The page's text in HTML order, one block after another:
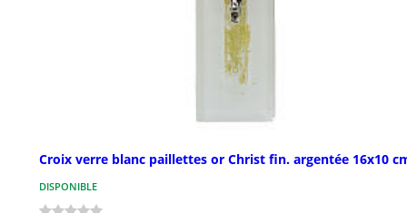
Croix verre blanc paillettes or Christ fin. argentée 16x10
DISPONIBLE